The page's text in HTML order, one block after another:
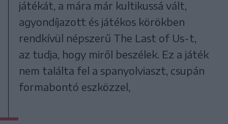
játékát, a mára már kultikussá vált,
agyondíjazott és játékos körökben
rendkívül népszerű The Last of Us-t,
az tudja, hogy miről beszélek. Ez a játék
nem találta fel a spanyolviaszt, csupán
formabontó eszközzel,